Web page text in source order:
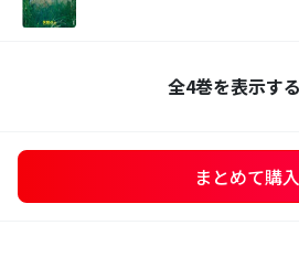
全4巻を表示する
まとめて購入